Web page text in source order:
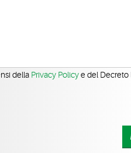
della Privacy Policye del Decreto